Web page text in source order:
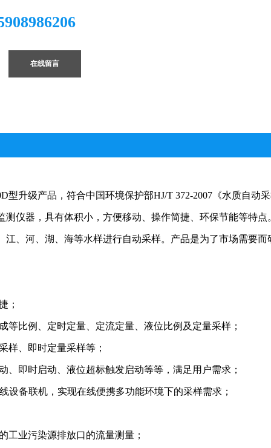
在线留言
升级产品，符合中国环境保护部HJ/T 372-2007《水质自动
仪器，具有体积小，方便移动、操作简捷、环保节能等特点
、河、湖、海等水样进行自动采样。产品是为了市场需要而
；
比例、定时定量、定流定量、液位比例及定量采样；
样、即时定量采样等；
即时启动、液位超标触发启动等等，满足用户需求；
设备联机，实现在线便携多功能环境下的采样需求；
工业污染源排放口的流量测量；